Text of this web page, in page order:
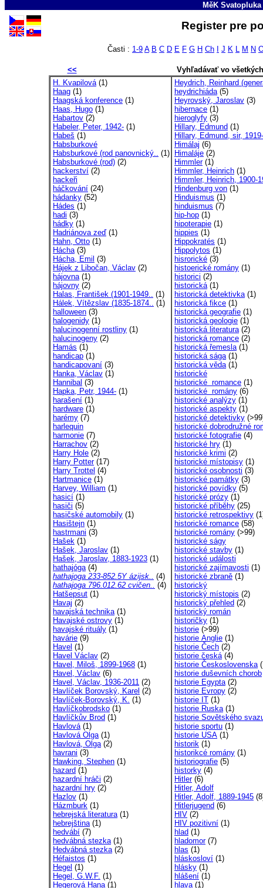
MěK
Register pre
Časti : 1-9 A B C D E F G H Ch J K L M N
<<
Vyhľadávať vo
H. Kvapilová(1)
Haag (1)
Haagská konference (1)
Haas, Hugo (1)
Habartov (2)
Habeler, Peter, 1942- (1)
Habeš (1)
Habsburkové
Habsburkové (rod panovnický.. (1)
Habsburkové (rod) (2)
hackerství (2)
hackeři
háčkování (24)
hádanky (52)
Hádes (1)
hadi (3)
hádky (1)
Hadriánova zeď(1)
Hahn, Otto (1)
Hácha(3)
Hácha, Emil (3)
Hájek z Libočan, Václav (2)
hájovna(1)
hájovny (2)
Halas, František (1901-1949.. (1)
Hálek, Vítězslav (1835-1874.. (1)
halloween (3)
halogenidy (1)
halucinogenní rostliny (1)
halucinogeny (2)
Hamás (1)
handicap (1)
handicapovaní (3)
Hanka, Václav (1)
Hannibal (3)
Hapka, Petr, 1944- (1)
harašení (1)
hardware (1)
harémy (7)
harlequin
harmonie (7)
Harrachov (2)
Harry Hole (2)
Harry Potter(17)
Harry Trottel (4)
Hartmanice (1)
Harvey, William (1)
hasicí (1)
hasiči (5)
hasičské automobily (1)
Hasištejn (1)
hastrmani (3)
Hašek (1)
Hašek, Jaroslav (1)
Hašek, Jaroslav, 1883-1923 (1)
hathajóga(4)
hathajoga 233-852.5Y ázijsk.. (4)
hathajoga 796.012.62 cvičen.. (4)
Hatšepsut (1)
Havaj (2)
havajská technika(1)
Havajské ostrovy (1)
havajské rituály (1)
havárie (9)
Havel (1)
Havel Václav (2)
Havel, Miloš, 1899-1968 (1)
Havel, Václav (6)
Havel, Václav, 1936-2011 (2)
Havlíček Borovský, Karel (2)
Havlíček-Borovský, K. (1)
Havlíčkobrodsko (1)
Havlíčkův Brod (1)
Havlová(1)
Havlová Olga(1)
Havlová, Olga(2)
havrani (3)
Hawking, Stephen (1)
hazard (1)
hazardní hráči (2)
hazardní hry (2)
Hazlov (1)
Házmburk (1)
hebrejská literatura(1)
hebrejština(1)
hedvábí (7)
hedvábná stezka(1)
Hedvábná stezka(2)
Héfaistos (1)
Hegel (1)
Hegel, G.W.F. (1)
Hegerová Hana(1)
Heydrich, Reinhard
heydrichiáda(5)
Heyrovský, Jaroslav (3)
hibernace (1)
hieroglyfy (3)
Hillary, Edmund (1)
Hillary, Edmund, sir, 1919-
Himálaj (6)
Himaláje (2)
Himmler(1)
Himmler, Heinrich (1)
Himmler, Heinrich, 1900-
Hindenburg von (1)
Hinduismus (1)
hinduismus (7)
hip-hop (1)
hipoterapie (1)
hippies (1)
Hippokratés (1)
Hippolytos (1)
hisrorické (3)
histoerické romány (1)
historici (2)
historická(1)
historická detektivka(1)
historická fikce (1)
historická geografie (1)
historická geologie (1)
historická literatura(2)
historická romance (2)
historická řemesla(1)
historická sága(1)
historická věda(1)
historické
historické romance (1)
historické romány (6)
historické analýzy (1)
historické aspekty (1)
historické detektivky
historické dobrodružné
historické fotografie (4)
historické hry (1)
historické krimi (2)
historické místopisy (1)
historické osobnosti (3)
historické památky (3)
historické povídky (5)
historické prózy (1)
historické příběhy (25)
historické retrospektivy
historické romance (58)
historické romány (>99)
historické ságy
historické stavby (1)
historické události
historické zajímavosti (1)
historické zbraně (1)
historický
historický místopis (2)
historický přehled (2)
historický román
historičky (1)
historie (>99)
historie Anglie (1)
historie Čech (2)
historie česká(4)
historie Československa
historie duševních chorob
historie Egypta(2)
historie Evropy (2)
historie IT (1)
historie Ruska(1)
historie Sovětského
historie sportu (1)
historie USA (1)
historik (1)
historikcé romány (1)
historiografie (5)
historky (4)
Hitler(6)
Hitler, Adolf
Hitler, Adolf, 1889-1945
Hitlerjugend (6)
HIV (2)
HIV pozitivní (1)
hlad (1)
hladomor(7)
hlas (1)
hláskosloví (1)
hlásky (1)
hlášení (1)
hlava(1)